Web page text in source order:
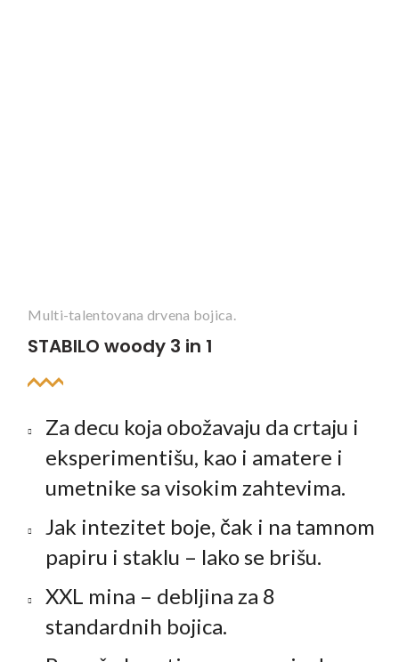
Multi-talentovana drvena bojica.
STABILO woody 3 in 1
Za decu koja obožavaju da crtaju i
eksperimentišu, kao i amatere i
umetnike sa visokim zahtevima.
Jak intezitet boje, čak i na tamnom
papiru i staklu – lako se brišu.
XXL mina – debljina za 8
standardnih bojica.